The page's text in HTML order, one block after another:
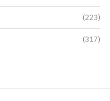
(223)
(317)